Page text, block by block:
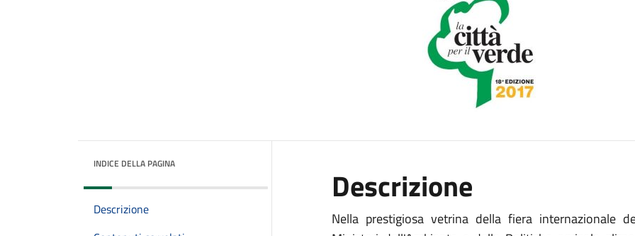
INDICE DELLA PAGINA
Descrizione
Descrizione
Nella prestigiosa vetrina della fiera internazionale